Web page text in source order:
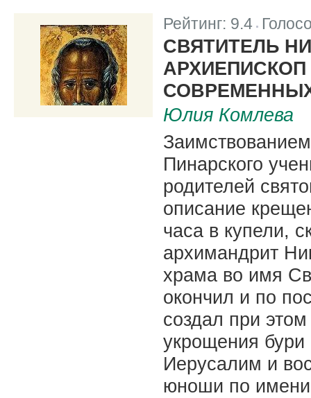
Рейтинг: 9.4
СВЯТИТЕЛЬ
Юлия Комлева
Пинарского
родителей
описание
часа в купели,
архимандрит
храма во имя
окончил и по
создал при
укрощения
Иерусалим и
юноши по